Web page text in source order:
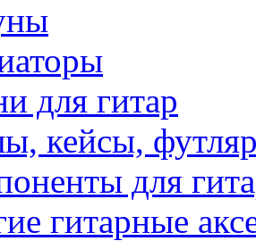
для гитар
кейсы,
для
гитарные